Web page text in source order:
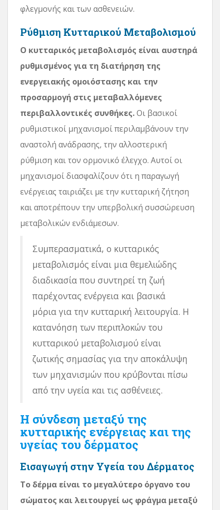
φλεγμονής και των ασθενειών.
Ρύθμιση Κυτταρικού Μεταβολισμού
Ο κυτταρικός μεταβολισμός είναι αυστηρά
ρυθμισμένος για τη διατήρηση της
ενεργειακής ομοιόστασης και την
προσαρμογή στις μεταβαλλόμενες
περιβαλλοντικές συνθήκες.Οι βασικοί
ρυθμιστικοί μηχανισμοί περιλαμβάνουν την
αναστολή ανάδρασης, την αλλοστερική
ρύθμιση και τον ορμονικό έλεγχο. Αυτοί οι
μηχανισμοί διασφαλίζουν ότι η παραγωγή
ενέργειας ταιριάζει με την κυτταρική ζήτηση
και αποτρέπουν την υπερβολική συσσώρευση
μεταβολικών ενδιάμεσων.
Συμπερασματικά, ο κυτταρικός
μεταβολισμός είναι μια θεμελιώδης
διαδικασία που συντηρεί τη ζωή
παρέχοντας ενέργεια και βασικά
μόρια για την κυτταρική λειτουργία. Η
κατανόηση των περιπλοκών του
κυτταρικού μεταβολισμού είναι
ζωτικής σημασίας για την αποκάλυψη
των μηχανισμών που κρύβονται πίσω
από την υγεία και τις ασθένειες.
Η σύνδεση μεταξύ της
κυτταρικής ενέργειας και της
υγείας του δέρματος
Εισαγωγή στην Υγεία του Δέρματος
Το δέρμα είναι το μεγαλύτερο όργανο του
σώματος και λειτουργεί ως φράγμα μεταξύ